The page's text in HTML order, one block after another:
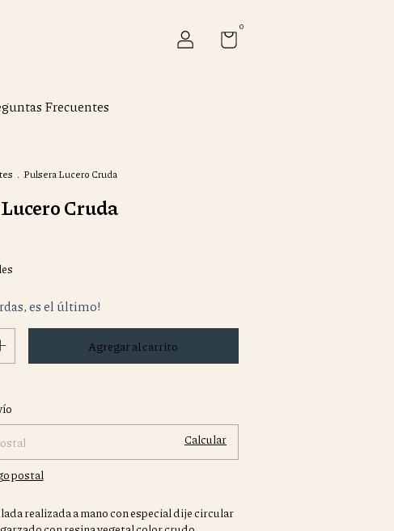
0
Frecuentes
. Pulsera Lucero Cruda
Cruda
es el último!
CP:
Calcular
postal
realizada a mano con especial dije circular